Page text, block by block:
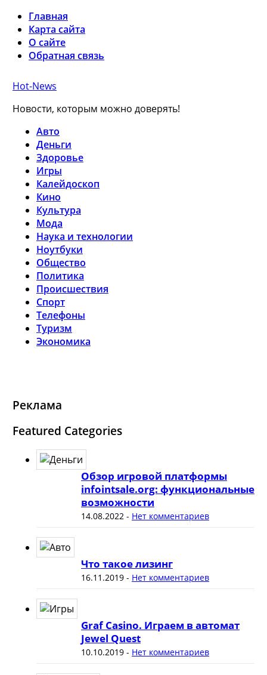
Главная
Карта сайта
О сайте
Обратная связь
Hot-News
Новости, которым можно доверять!
Авто
Деньги
Здоровье
Игры
Калейдоскоп
Кино
Культура
Мода
Наука и технологии
Ноутбуки
Общество
Политика
Происшествия
Спорт
Телефоны
Туризм
Экономика
Реклама
Featured Categories
Обзор игровой платформы
infointsale.org: функциональные
возможности
14.08.2022- Нет комментариев
Что такое лизинг
16.11.2019- Нет комментариев
Graf Casino. Играем в автомат
Jewel Quest
10.10.2019- Нет комментариев